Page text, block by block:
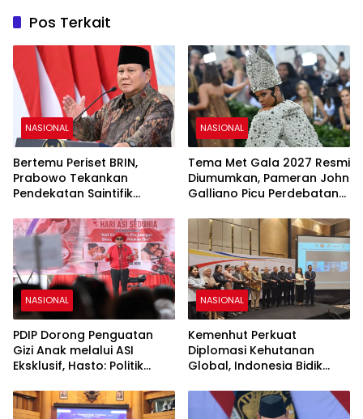
Pos Terkait
NASIONAL
Bertemu Periset BRIN,
Prabowo Tekankan
Pendekatan Saintifik
Bangsa
NASIONAL
Tema Met Gala 2027 Resmi
Diumumkan, Pameran John
Galliano Picu Perdebatan
NASIONAL
PDIP Dorong Penguatan
Gizi Anak melalui ASI
Eksklusif, Hasto: Politik
Peradaban
NASIONAL
Kemenhut Perkuat
Diplomasi Kehutanan
Global, Indonesia Bidik
Internasional